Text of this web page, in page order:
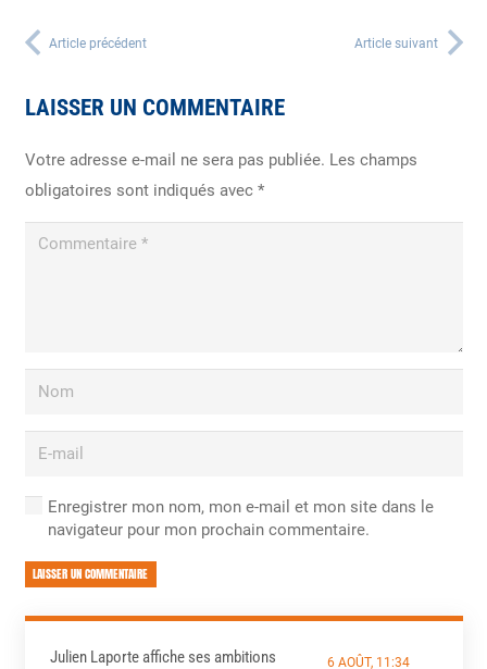
Article précédent Article suivant
LAISSER UN COMMENTAIRE
Votre adresse e-mail ne sera pas publiée. Les champs
obligatoires sont indiqués avec *
Enregistrer mon nom, mon e-mail et mon site dans le
navigateur pour mon prochain commentaire.
LAISSER UN COMMENTAIRE
Julien Laporte affiche ses ambitions
6 AOÛT, 11:34